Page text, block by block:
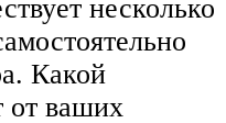
несколько
Какой
от ваших